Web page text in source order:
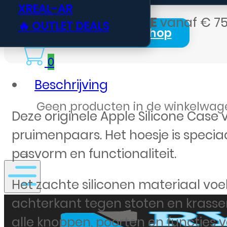
XREAL-AR
🔥 OUTLET DEALS
Login Zakelijk Webshop
0
Geen producten in de
Gratis verzending BEvanaf €
Beschrijving
Deze originele Apple Silicone
pruimenpaars. Het hoesje is
pasvorm en functionaliteit.
Het zachte siliconen materiaal
achterkant tegen stoten en
alle knoppen, poorten en functies